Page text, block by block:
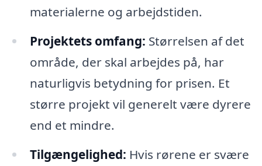
materialerne og arbejdstiden.
Projektets omfang: Størrelsen af det
område, der skal arbejdes på, har
naturligvis betydning for prisen. Et
større projekt vil generelt være dyrere
end et mindre.
Tilgængelighed: Hvis rørene er svære